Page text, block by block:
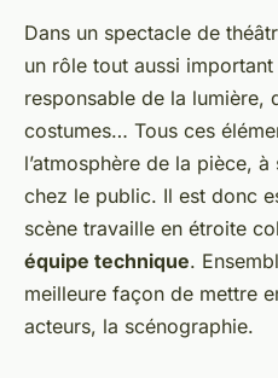
Dans un spectacle de
un rôle tout aussi
responsable de la lumière,
costumes… Tous ces
l’atmosphère de la pièce,
chez le public. Il est donc
scène travaille en étroite
équipe technique.
meilleure façon de mettre
acteurs, la scénographie.